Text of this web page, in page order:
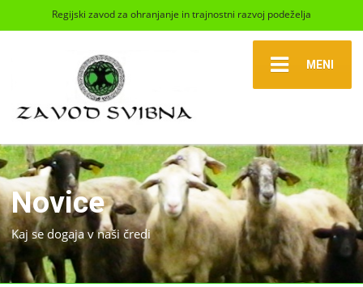
Regijski zavod za ohranjanje in trajnostni razvoj podeželja
MENI
Novice
Kaj se dogaja v naši čredi